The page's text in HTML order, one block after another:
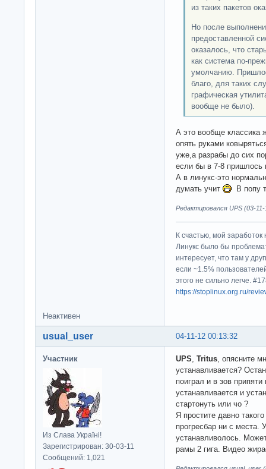
из таких пакетов
Но после
предоставленной
оказалось, что
как система по-
умолчанию.
благо, для таких
графическая
вообще не было).
А это вообще классика
опять руками
уже,а разрабы до сих
если бы в 7-8 пришлось
А в линукс-это
думать учит
В попу
Редактировался UPS (03-
К счастью, мой
Линукс было бы
интересует, что там у
если ~1.5%
этого не сильно легче.
https://stoplinux.org.ru/
Неактивен
04-11-12 00:13:32
usual_user
Участник
Из Слава Україні!
Зарегистрирован: 30-03-11
Сообщений: 1,021
UPS, Tritus, опясните
устанавливается?
поиграл и в зов
устанавливается и
стартонуть или чо ?
Я простите давно
прогресбар ни с места.
устанавливолось.
рамы 2 гига. Видео